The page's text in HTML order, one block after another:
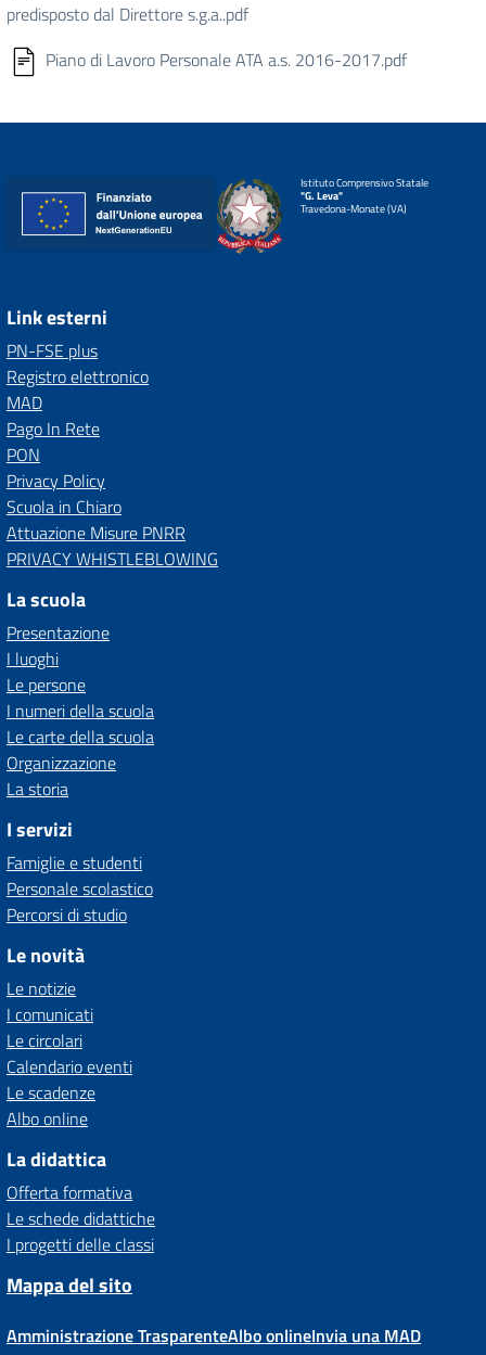
predisposto dal Direttore s.g.a..pdf
Piano di Lavoro Personale ATA a.s. 2016-2017.pdf
Istituto Comprensivo Statale
"G. Leva"
Travedona-Monate (VA)
Link esterni
PN-FSE plus
Registro elettronico
MAD
Pago In Rete
PON
Privacy Policy
Scuola in Chiaro
Attuazione Misure PNRR
PRIVACY WHISTLEBLOWING
La scuola
Presentazione
I luoghi
Le persone
I numeri della scuola
Le carte della scuola
Organizzazione
La storia
I servizi
Famiglie e studenti
Personale scolastico
Percorsi di studio
Le novità
Le notizie
I comunicati
Le circolari
Calendario eventi
Le scadenze
Albo online
La didattica
Offerta formativa
Le schede didattiche
I progetti delle classi
Mappa del sito
Amministrazione TrasparenteAlbo onlineInvia una MAD